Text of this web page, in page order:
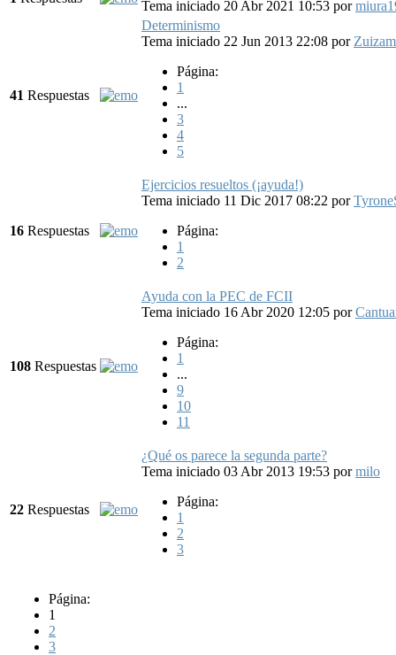
Tema iniciado 20 Abr 2021 10:53 por
41 Respuestas
Determinismo
Tema iniciado 22 Jun 2013 22:08 por
Página:
1
...
3
4
5
16 Respuestas
Ejercicios resueltos (¡ayuda!)
Tema iniciado 11 Dic 2017 08:22 por
Página:
1
2
108 Respuestas
Ayuda con la PEC de FCII
Tema iniciado 16 Abr 2020 12:05 por
Página:
1
...
9
10
11
22 Respuestas
¿Qué os parece la segunda parte?
Tema iniciado 03 Abr 2013 19:53 pormilo
Página:
1
2
3
Página:
1
2
3